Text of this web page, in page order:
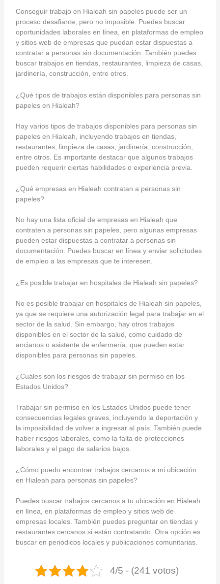
Conseguir trabajo en Hialeah sin papeles puede ser un
proceso desafiante, pero no imposible. Puedes buscar
oportunidades laborales en línea, en plataformas de empleo
y sitios web de empresas que puedan estar dispuestas a
contratar a personas sin documentación. También puedes
buscar trabajos en tiendas, restaurantes, limpieza de casas,
jardinería, construcción, entre otros.
¿Qué tipos de trabajos están disponibles para personas sin
papeles en Hialeah?
Hay varios tipos de trabajos disponibles para personas sin
papeles en Hialeah, incluyendo trabajos en tiendas,
restaurantes, limpieza de casas, jardinería, construcción,
entre otros. Es importante destacar que algunos trabajos
pueden requerir ciertas habilidades o experiencia previa.
¿Qué empresas en Hialeah contratan a personas sin
papeles?
No hay una lista oficial de empresas en Hialeah que
contraten a personas sin papeles, pero algunas empresas
pueden estar dispuestas a contratar a personas sin
documentación. Puedes buscar en línea y enviar solicitudes
de empleo a las empresas que te interesen.
¿Es posible trabajar en hospitales de Hialeah sin papeles?
No es posible trabajar en hospitales de Hialeah sin papeles,
ya que se requiere una autorización legal para trabajar en el
sector de la salud. Sin embargo, hay otros trabajos
disponibles en el sector de la salud, como cuidado de
ancianos o asistente de enfermería, que pueden estar
disponibles para personas sin papeles.
¿Cuáles son los riesgos de trabajar sin permiso en los
Estados Unidos?
Trabajar sin permiso en los Estados Unidos puede tener
consecuencias legales graves, incluyendo la deportación y
la imposibilidad de volver a ingresar al país. También puede
haber riesgos laborales, como la falta de protecciones
laborales y el pago de salarios bajos.
¿Cómo puedo encontrar trabajos cercanos a mi ubicación
en Hialeah para personas sin papeles?
Puedes buscar trabajos cercanos a tu ubicación en Hialeah
en línea, en plataformas de empleo y sitios web de
empresas locales. También puedes preguntar en tiendas y
restaurantes cercanos si están contratando. Otra opción es
buscar en periódicos locales y publicaciones comunitarias.
4/5 - (241 votos)